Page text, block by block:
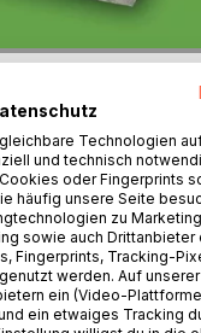
Eine
und Beruf. Als
"gegen den Strom"
DDR-System,
AUTOR/IN
Technologien
und technisch
oder Fingerprints
häufig unsere Seite
zu
sowie auch Drittanbieter
Fingerprints, Tracking-
werden. Auf
ein (Video-
ein etwaiges Tracking